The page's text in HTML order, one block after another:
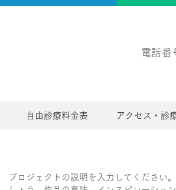
電話
自由診療料金表 アクセス・診
プロジェクトの説明を入力してください